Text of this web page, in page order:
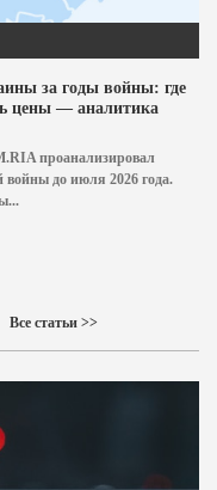
за годы войны: где
цены — аналитика
проанализировал
до июля 2026 года.
Все статьи >>